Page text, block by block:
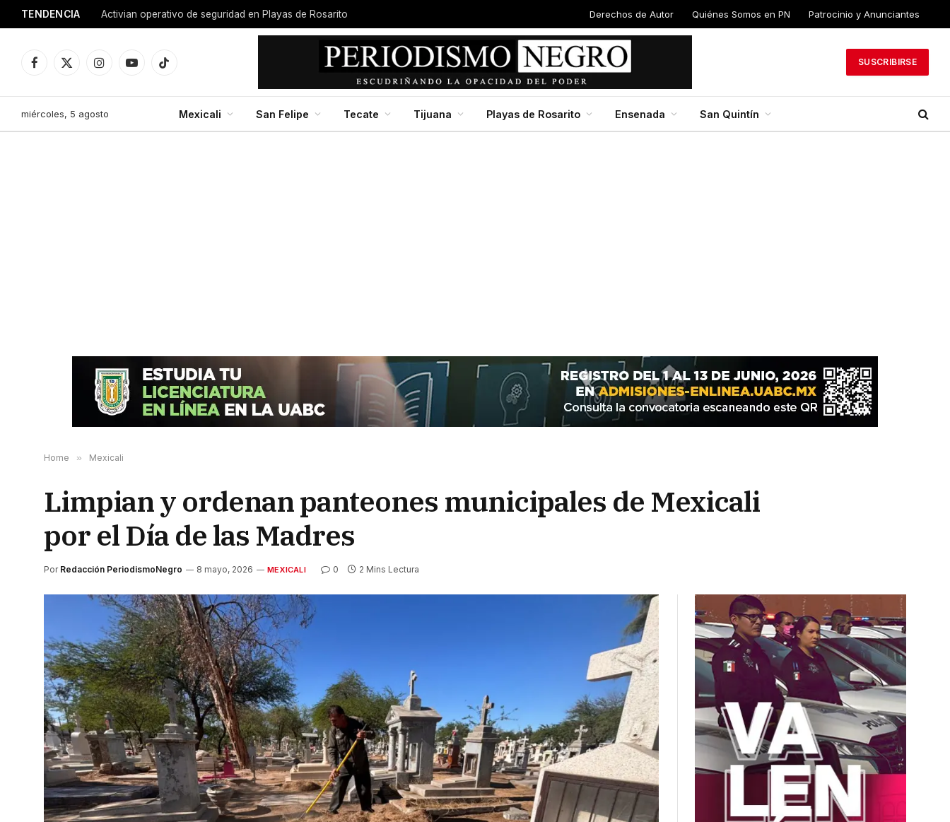
Derechos de
Autor
Quiénes Somos en
PN
Patrocinio y
Anunciantes
Facebook
X
InstagramYouTubeTikTok
SUSCRIBIRSE
miércoles, 5 agosto Mexicali San Felipe Tecate Tijuana Playas de Rosarito Ensenada San Quintín
Home » Mexicali
Limpian y ordenan panteones municipales de Mexicali
por el Día de las Madres
Por Redacción PeriodismoNegro 8 mayo, 2026 MEXICALI 0 2 Mins Lectura